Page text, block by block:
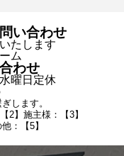
い合わせ
たします
ム
わせ
曜日定休
します。
2】施主様：【3】
：【5】